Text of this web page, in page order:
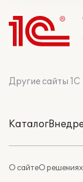
Другие сайты 1С
Каталог
О сайтеО